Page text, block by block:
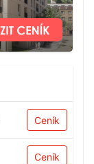
Ceník
Ceník